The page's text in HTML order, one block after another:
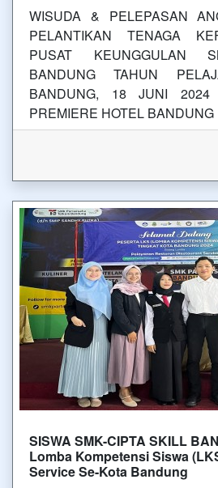
WISUDA & PELEPASAN
PELANTIKAN TENAGA
PUSAT KEUNGGULAN
BANDUNG TAHUN
BANDUNG, 18 JUNI 2024
PREMIERE HOTEL BANDUNG
SISWA SMK-CIPTA SKILL
Lomba Kompetensi Siswa
Service Se-Kota Bandung